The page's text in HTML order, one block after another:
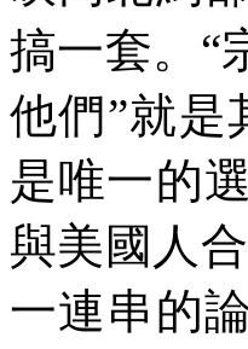
搞一套。“
他們”就是
是唯一的
與美國人
一連串的